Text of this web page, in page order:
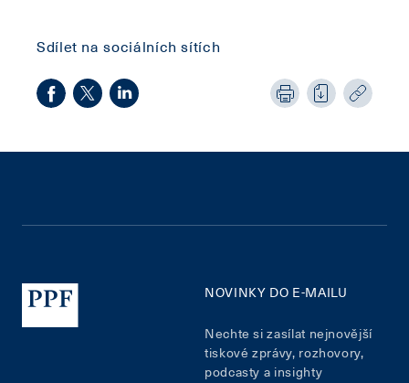
Sdílet na sociálních sítích
NOVINKY DO E-MAILU
Nechte si zasílat nejnovější
tiskové zprávy, rozhovory,
podcasty a insighty